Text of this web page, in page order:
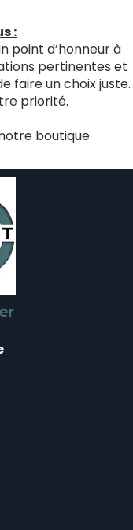
:
point d’honneur à
pertinentes et
faire un choix juste.
priorité.
boutique